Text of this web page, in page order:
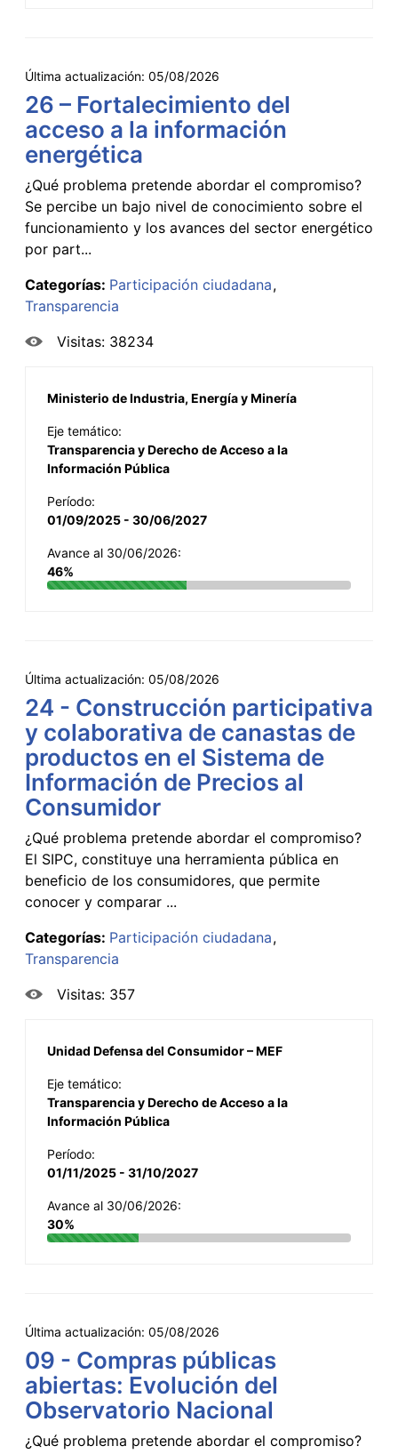
Última actualización: 05/08/2026
26 – Fortalecimiento del
acceso a la información
energética
¿Qué problema pretende abordar el compromiso?
Se percibe un bajo nivel de conocimiento sobre el
funcionamiento y los avances del sector energético
por part...
Categorías: Participación ciudadana
Transparencia
Visitas: 38234
Ministerio de Industria, Energía y Minería
Eje temático:
Transparencia y Derecho de Acceso a la
Información Pública
Período:
01/09/2025 - 30/06/2027
Avance al 30/06/2026:
46%
Última actualización: 05/08/2026
24 - Construcción participativa
y colaborativa de canastas de
productos en el Sistema de
Información de Precios al
Consumidor
¿Qué problema pretende abordar el compromiso?
El SIPC, constituye una herramienta pública en
beneficio de los consumidores, que permite
conocer y comparar ...
Categorías: Participación ciudadana
Transparencia
Visitas: 357
Unidad Defensa del Consumidor – MEF
Eje temático:
Transparencia y Derecho de Acceso a la
Información Pública
Período:
01/11/2025 - 31/10/2027
Avance al 30/06/2026:
30%
Última actualización: 05/08/2026
09 - Compras públicas
abiertas: Evolución del
Observatorio Nacional
¿Qué problema pretende abordar el compromiso?